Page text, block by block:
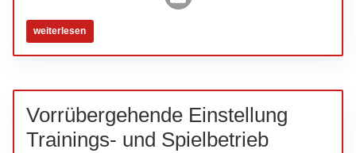
weiterlesen
Vorrübergehende Einstellung
Trainings- und Spielbetrieb